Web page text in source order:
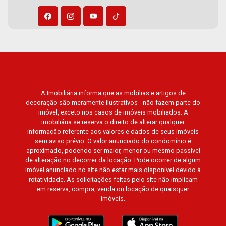
Árvores, Praça dos Pássaros, Praça das Flores,
Guaporé 1, 2 e 3, Colina do Sabiá, San Marco,
Villa Dei Fiori, Vivendas da Mata, Jatobá, Colina
Verde, Royal Park, Mirante do Royal Park, Santa
Fé, Villa Victória, Bosque das Colinas, Fazenda
Santa Maria, Baraúna Residencial, Villa de
Buenos Aires, Magnólias, Vila do Golfe, Vila
Verde, Country Village, San Remo, Residencial
Jardim Canadá, Torino, Città di Positano, San
Diego, Quinta da Alvorada, Monte Rey, Garden
Villa e Quinta do Golfe. Avenida João Fiúsa,
1051 - Alto da Boa Vista | Ribeirão Preto.
A Imobiliária informa que as mobílias e artigos de
decoração são meramente ilustrativos - não fazem parte do
imóvel, exceto nos casos de imóveis mobiliados. A
imobiliária se reserva o direito de alterar qualquer
informação referente aos valores e dados de seus imóveis
sem aviso prévio. O valor anunciado do condomínio é
aproximado, podendo ser maior, menor ou mesmo passível
de alteração no decorrer da locação. Pode ocorrer de algum
imóvel anunciado no site não estar mais disponível devido à
rotatividade. As solicitações feitas pelo site não implicam
em reserva, compra, venda ou locação de quaisquer
imóveis.